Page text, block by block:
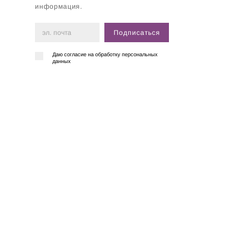
информация.
Подписаться
Даю согласие на обработку персональных
данных